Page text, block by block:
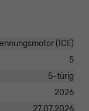
(ICE)
5
5-türig
2026
27.07.2026